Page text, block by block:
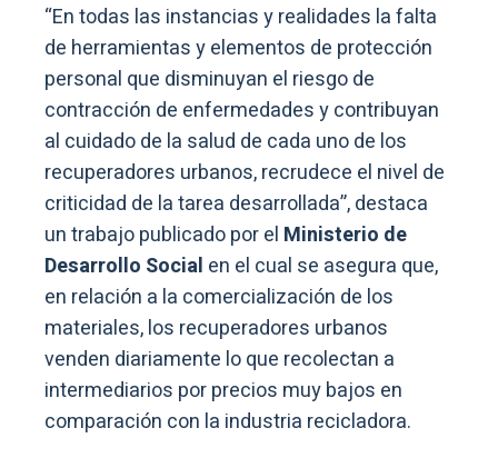
“En todas las instancias y realidades la falta
de herramientas y elementos de protección
personal que disminuyan el riesgo de
contracción de enfermedades y contribuyan
al cuidado de la salud de cada uno de los
recuperadores urbanos, recrudece el nivel de
criticidad de la tarea desarrollada”, destaca
un trabajo publicado por el Ministerio de
Desarrollo Social en el cual se asegura que,
en relación a la comercialización de los
materiales, los recuperadores urbanos
venden diariamente lo que recolectan a
intermediarios por precios muy bajos en
comparación con la industria recicladora.